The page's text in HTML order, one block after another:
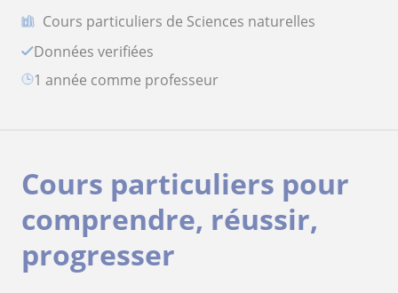
Cours particuliers de Sciences naturelles
Données verifiées
1 année comme professeur
Cours particuliers pour
comprendre, réussir,
progresser